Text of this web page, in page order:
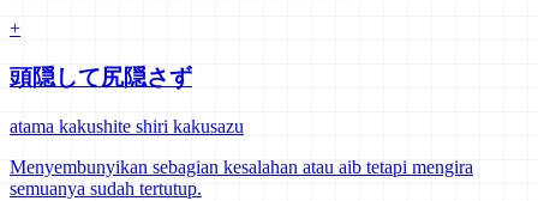
+
頭隠して尻隠さず
atama kakushite shiri kakusazu
Menyembunyikan sebagian kesalahan atau aib tetapi mengira
semuanya sudah tertutup.